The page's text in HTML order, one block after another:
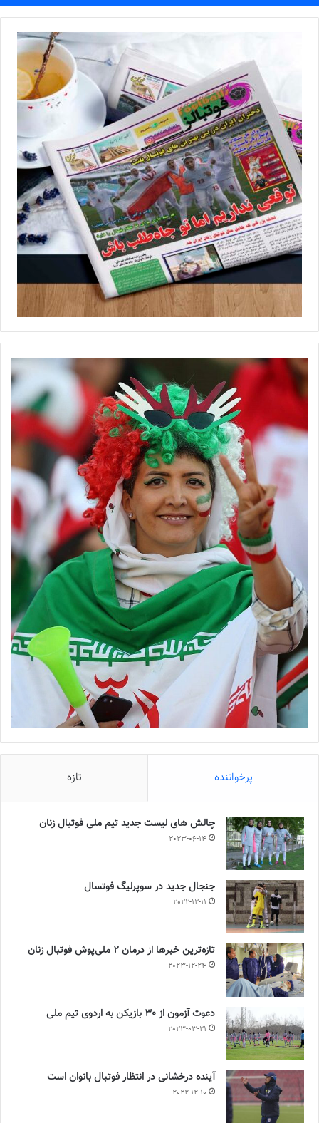
پرخواننده تازه
چالش هاى ليست جدید تيم ملى فوتبال زنان
2023-06-14
جنجال جدید در سوپرلیگ فوتسال
2022-12-11
تازه‌ترین خبرها از درمان ۲ ملی‌پوش فوتبال زنان
2023-12-24
دعوت آزمون از 30 بازیکن به اردوی تیم ملی
2023-03-21
آینده درخشانی در انتظار فوتبال بانوان است
2022-12-10